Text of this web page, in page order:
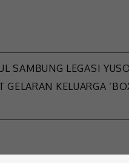
SAMBUNG LEGASI
KELUARGA